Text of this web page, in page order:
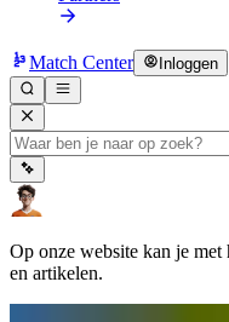
Match Center Inloggen
Op onze website kan je
en artikelen.